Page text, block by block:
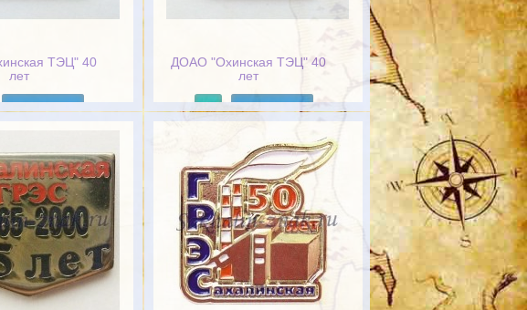
ТЭЦ" 40
лет
ДОАО "Охинская ТЭЦ" 40
лет